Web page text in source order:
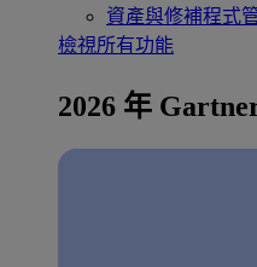
資產與修補程式
檢視所有功能
2026 年